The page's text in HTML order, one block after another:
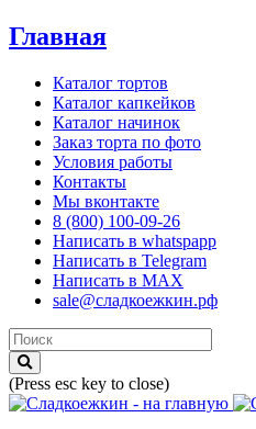
Главная
Каталог тортов
Каталог капкейков
Каталог начинок
Заказ торта по фото
Условия работы
Контакты
Мы вконтакте
8 (800) 100-09-26
Написать в whatspapp
Написать в Telegram
Написать в MAX
sale@сладкоежкин.рф
(Press esc key to close)